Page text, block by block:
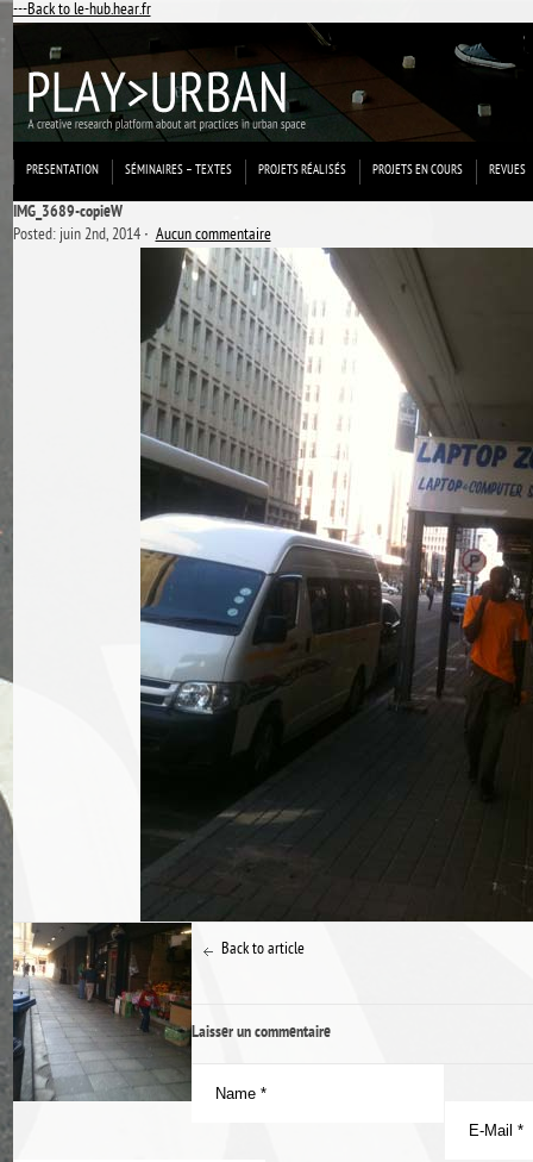
---Back to le-hub.hear.fr
PRESENTATION SÉMINAIRES – TEXTES PROJETS RÉALISÉS PROJETS EN COURS REVUES
IMG_3689-copieW
Posted: juin 2nd, 2014 ˑAucun commentaire
Back to article
Laisser un commentaire